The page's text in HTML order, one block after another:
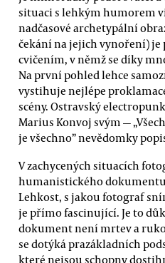
situaci s lehkým humorem
nadčasové archetypální
čekání na jejich vynoření) je
cvičením, v němž se díky
Na první pohled lehce
vystihuje nejlépe
scény. Ostravský
Marius Konvoj svým —
je všechno” nevědomky
V zachycených situacích
humanistického
Lehkost, s jakou fotograf
je přímo fascinující. Je to
dokument není mrtev a
se dotýká prazákladních
které nejsou schopny